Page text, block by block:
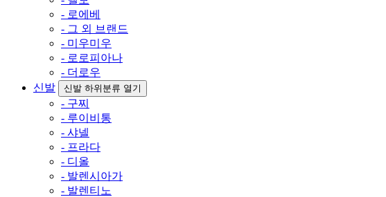
- 로에베
- 그 외 브랜드
- 미우미우
- 로로피아나
- 더로우
신발
신발 하위분류 열기
- 구찌
- 루이비통
- 샤넬
- 프라다
- 디올
- 발렌시아가
- 발렌티노